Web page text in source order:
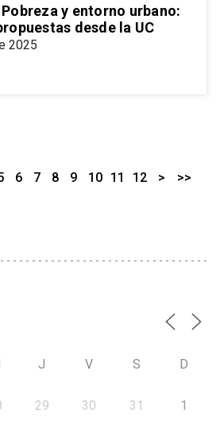
y entorno urbano:
desde la UC
2025
6 7 8 9 10 11 12 > >>
J V S D
29 30 31 1